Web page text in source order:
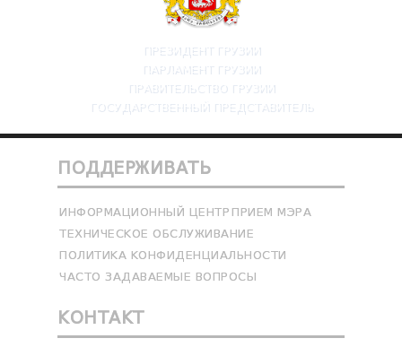
ПРЕЗИДЕНТ ГРУЗИИ
ПАРЛАМЕНТ ГРУЗИИ
ПРАВИТЕЛЬСТВО ГРУЗИИ
ГОСУДАРСТВЕННЫЙ ПРЕДСТАВИТЕЛЬ
ПОДДЕРЖИВАТЬ
ИНФОРМАЦИОННЫЙ ЦЕНТР ПРИЕМ МЭРА
ТЕХНИЧЕСКОЕ ОБСЛУЖИВАНИЕ
ПОЛИТИКА КОНФИДЕНЦИАЛЬНОСТИ
ЧАСТО ЗАДАВАЕМЫЕ ВОПРОСЫ
КОНТАКТ